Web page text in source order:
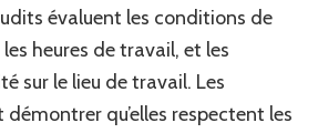
évaluent les conditions de
heures de travail, et les
sur le lieu de travail. Les
qu’elles respectent les